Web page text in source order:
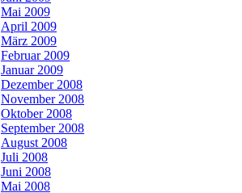
Mai 2009
April 2009
März 2009
Februar 2009
Januar 2009
Dezember 2008
November 2008
Oktober 2008
September 2008
August 2008
Juli 2008
Juni 2008
Mai 2008